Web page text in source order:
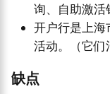
询、自助激活
开户行是上海
活动。（它们
缺点